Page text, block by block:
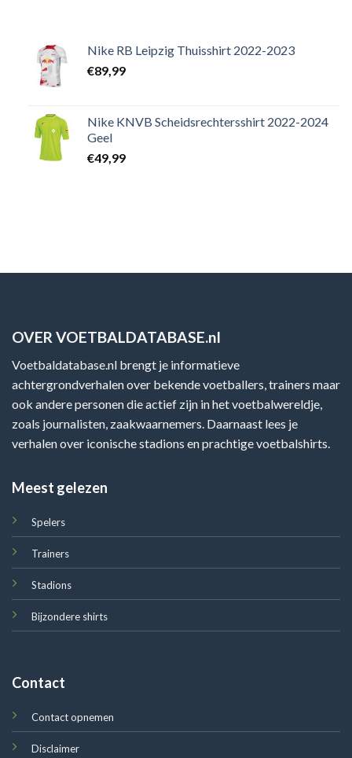
Nike RB Leipzig Thuisshirt 2022-2023
€89,99
Nike KNVB Scheidsrechtersshirt 2022-2024
Geel
€49,99
OVER VOETBALDATABASE.nl
Voetbaldatabase.nl brengt je informatieve
achtergrondverhalen over bekende voetballers, trainers maar
ook andere personen die actief zijn in het voetbalwereldje,
zoals journalisten, zaakwaarnemers. Daarnaast lees je
verhalen over iconische stadions en prachtige voetbalshirts.
Meest gelezen
Spelers
Trainers
Stadions
Bijzondere shirts
Contact
Contact opnemen
Disclaimer